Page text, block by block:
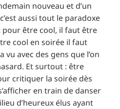
nouveau et d’un
aussi tout le paradoxe
pour être cool, il faut être
cool en soirée il faut
vu avec des gens que l’on
Et surtout : être
critiquer la soirée dès
en train de danser
d’heureux élus ayant